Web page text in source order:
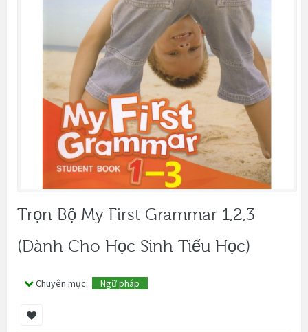
Trọn Bộ My First Grammar 1,2,3
(dành Cho Học Sinh Tiểu Học)
Chuyên mục: Ngữ pháp